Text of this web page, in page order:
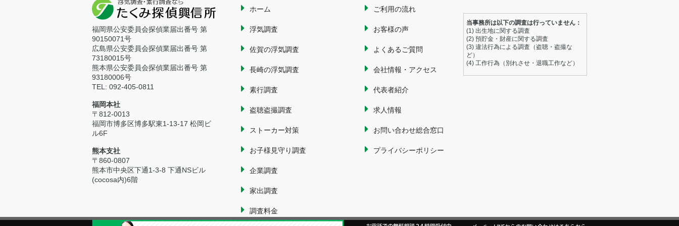
福岡県公安委員会探偵業届出番号 第
90150071号
広島県公安委員会探偵業届出番号 第
73180015号
熊本県公安委員会探偵業届出番号 第
93180006号
TEL: 092-405-0811
福岡本社
〒812-0013
福岡市博多区博多駅東1-13-17 松岡ビ
ル6F
熊本支社
〒860-0807
熊本市中央区下通1-3-8 下通NSビル
(cocosa内)6階
ホーム
浮気調査
佐賀の浮気調査
長崎の浮気調査
素行調査
盗聴盗撮調査
ストーカー対策
お子様見守り調査
企業調査
家出調査
調査料金
ご利用の流れ
お客様の声
よくあるご質問
会社情報・アクセス
代表者紹介
求人情報
お問い合わせ総合窓口
プライバシーポリシー
当事務所は以下の調査は行っていません：
(1) 出生地に関する調査
(2) 預貯金・財産に関する調査
(3) 違法行為による調査（盗聴・盗撮な
ど）
(4) 工作行為（別れさせ・退職工作など）